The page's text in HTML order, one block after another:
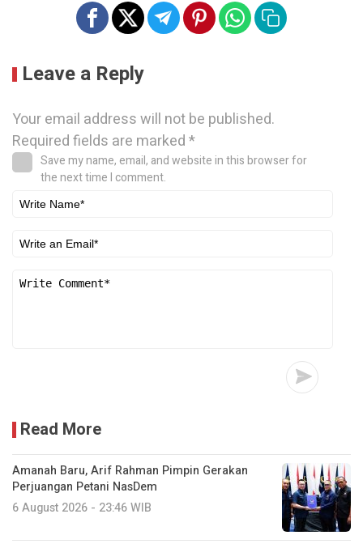
Leave a Reply
Your email address will not be published.
Required fields are marked*
Save my name, email, and website in this browser for
the next time I comment.
Read More
Amanah Baru, Arif Rahman Pimpin Gerakan
Perjuangan Petani NasDem
6 August 2026 - 23:46 WIB